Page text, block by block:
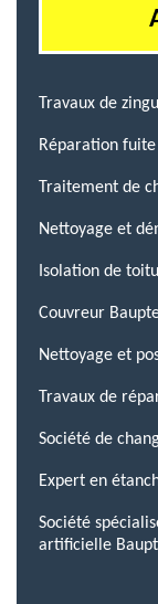
Travaux de
Réparation
Traitement de
Nettoyage et
Isolation de
Couvreur
Nettoyage et
Travaux de
Société de
Expert en
Société
artificielle